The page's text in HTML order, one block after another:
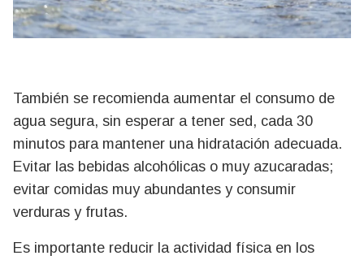
También se recomienda aumentar el consumo de
agua segura, sin esperar a tener sed, cada 30
minutos para mantener una hidratación adecuada.
Evitar las bebidas alcohólicas o muy azucaradas;
evitar comidas muy abundantes y consumir
verduras y frutas.
Es importante reducir la actividad física en los